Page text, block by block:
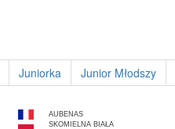
Juniorka Junior Młodszy
AUBENAS
SKOMIELNA BIAŁA